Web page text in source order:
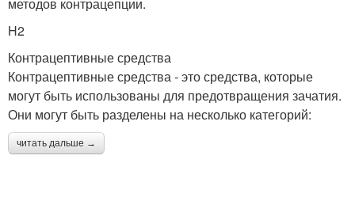
H2
Контрацептивные средства
Контрацептивные средства - это средства, которые
могут быть использованы для предотвращения зачатия.
Они могут быть разделены на несколько категорий:
читать дальше →